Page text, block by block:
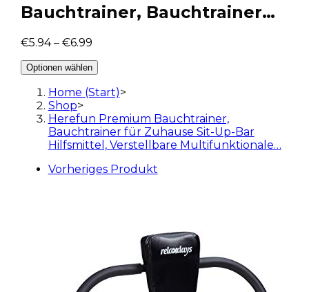
Bauchtrainer, Bauchtrainer…
€5.94– €6.99
Optionen wählen
Home (Start)>
Shop>
Herefun Premium Bauchtrainer,
Bauchtrainer für Zuhause Sit-Up-Bar
Hilfsmittel, Verstellbare Multifunktionale…
Vorheriges Produkt